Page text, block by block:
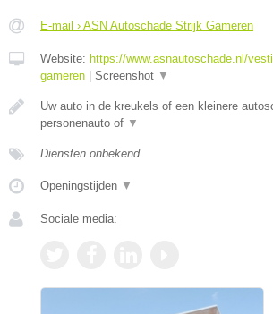
E-mail › ASN Autoschade Strijk Gameren
Website: https://www.asnautoschade.nl/
gameren | Screenshot ▼
Uw auto in de kreukels of een kleinere
personenauto of ▼
Diensten onbekend
Openingstijden ▼
Sociale media: